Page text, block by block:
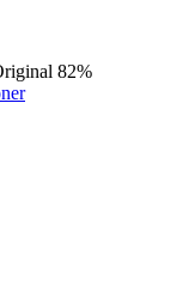
82%